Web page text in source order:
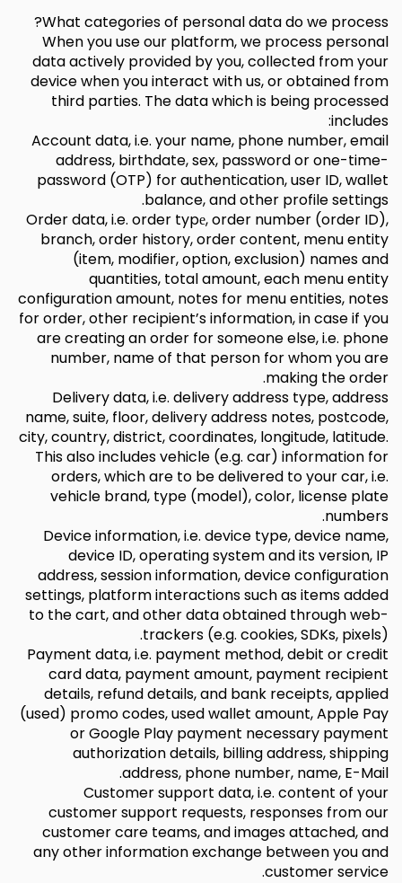
What categories of personal data do we process?
When you use our platform, we process personal
data actively provided by you, collected from your
device when you interact with us, or obtained from
third parties. The data which is being processed
includes:
Account data, i.e. your name, phone number, email
address, birthdate, sex, password or one-time-
password (OTP) for authentication, user ID, wallet
balance, and other profile settings.
Order data, i.e. order typе, order number (order ID),
branch, order history, order content, menu entity
(item, modifier, option, exclusion) names and
quantities, total amount, each menu entity
configuration amount, notes for menu entities, notes
for order, other recipient’s information, in case if you
are creating an order for someone else, i.e. phone
number, name of that person for whom you are
making the order.
Delivery data, i.e. delivery address type, address
name, suite, floor, delivery address notes, postcode,
city, country, district, coordinates, longitude, latitude.
This also includes vehicle (e.g. car) information for
orders, which are to be delivered to your car, i.e.
vehicle brand, type (model), color, license plate
numbers.
Device information, i.e. device type, device name,
device ID, operating system and its version, IP
address, session information, device configuration
settings, platform interactions such as items added
to the cart, and other data obtained through web-
trackers (e.g. cookies, SDKs, pixels).
Payment data, i.e. payment method, debit or credit
card data, payment amount, payment recipient
details, refund details, and bank receipts, applied
(used) promo codes, used wallet amount, Apple Pay
or Google Play payment necessary payment
authorization details, billing address, shipping
address, phone number, name, E-Mail.
Customer support data, i.e. content of your
customer support requests, responses from our
customer care teams, and images attached, and
any other information exchange between you and
customer service.